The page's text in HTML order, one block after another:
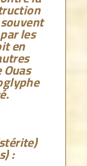
les
en
: